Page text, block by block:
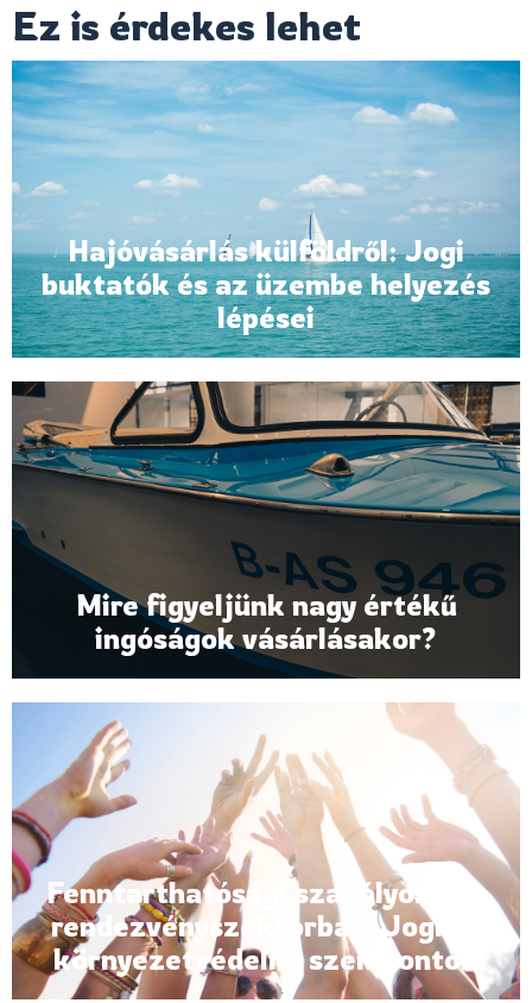
Ez is érdekes lehet
Hajóvásárlás külföldről: Jogi
buktatók és az üzembe helyezés
lépései
Mire figyeljünk nagy értékű
ingóságok vásárlásakor?
Fenntarthatósági szabályozás a
rendezvényszektorban: Jogi és
környezetvédelmi szempontok